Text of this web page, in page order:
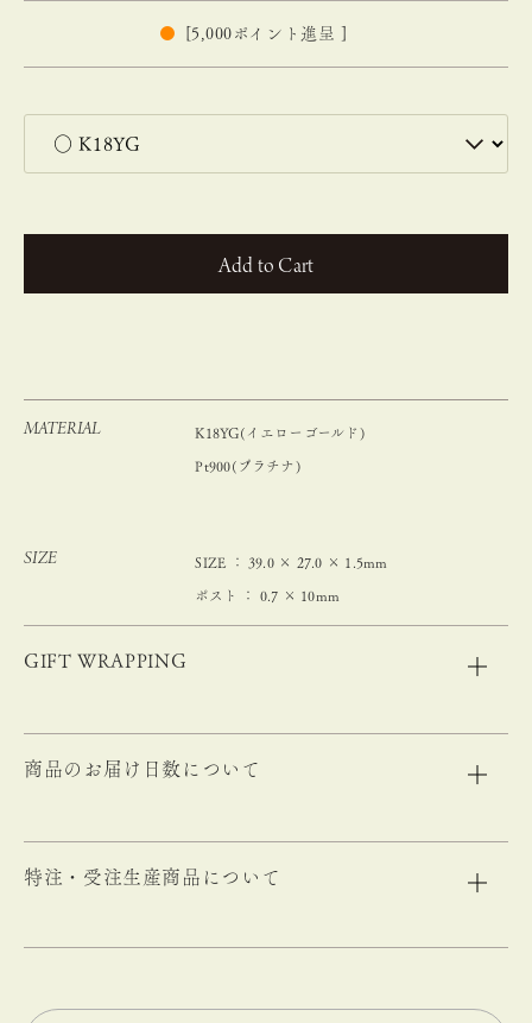
5,000 ポイント進呈 ]
カートに入れる
MATERIAL K18YG(イエローゴールド)
Pt900(プラチナ)
SIZE SIZE ： 39.0 × 27.0 × 1.5mm
ポスト ： 0.7 × 10mm
GIFT WRAPPING
商品のお届け日数について
特注・受注生産商品について